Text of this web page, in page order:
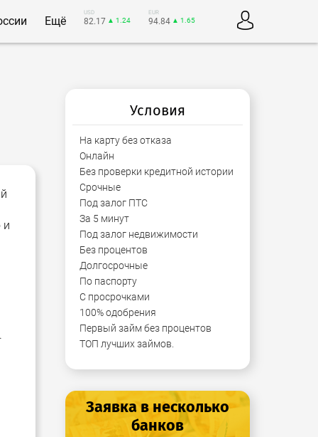
Ещё
USD
82.17 ▲ 1.24
EUR
94.84 ▲ 1.65
и
Условия
На карту без отказа
Онлайн
Без проверки кредитной истории
Срочные
Под залог ПТС
За 5 минут
Под залог недвижимости
Без процентов
Долгосрочные
По паспорту
С просрочками
100% одобрения
Первый займ без процентов
ТОП лучших займов.
Заявка в несколько
банков